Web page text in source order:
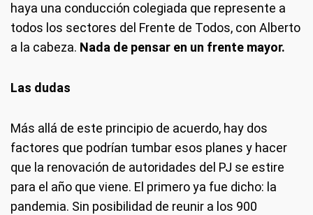
haya una conducción colegiada que represente a
todos los sectores del Frente de Todos, con Alberto
a la cabeza. Nada de pensar en un frente mayor.
Las dudas
Más allá de este principio de acuerdo, hay dos
factores que podrían tumbar esos planes y hacer
que la renovación de autoridades del PJ se estire
para el año que viene. El primero ya fue dicho: la
pandemia. Sin posibilidad de reunir a los 900